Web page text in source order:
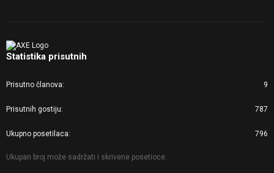
Statistika prisutnih
Prisutno članova 9
Prisutnih gostiju 787
Ukupno posetilaca 796
Ukupan broj može sadržati i skrivene posetioce.